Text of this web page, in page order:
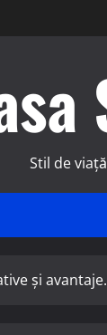
Stil de
și avantaje.